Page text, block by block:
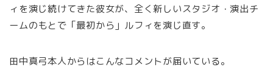
ィを演じ続けてきた彼女が、全く新しいスタジオ・演出チ
ームのもとで「最初から」ルフィを演じ直す。
田中真弓本人からはこんなコメントが届いている。